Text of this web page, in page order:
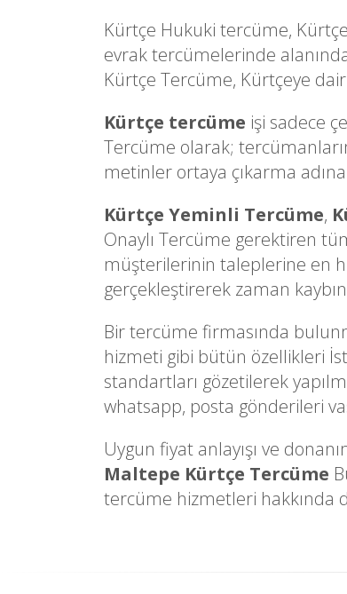
Kürtçe Hukuki tercüme,
evrak tercümelerinde
Kürtçe Tercüme, Kürtçeye
Kürtçe tercüme işi sadece
Tercüme olarak;
metinler ortaya çıkarma
Kürtçe Yeminli Tercüme,
Onaylı Tercüme gerektiren
müşterilerinin taleplerine en
gerçekleştirerek zaman
Bir tercüme firmasında
hizmeti gibi bütün özellikleri
standartları gözetilerek
whatsapp, posta gönderileri
Uygun fiyat anlayışı ve
Maltepe Kürtçe Tercüme
tercüme hizmetleri hakkında